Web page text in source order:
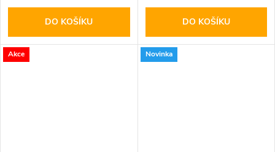
DO KOŠÍKU DO KOŠÍKU
Akce Novinka